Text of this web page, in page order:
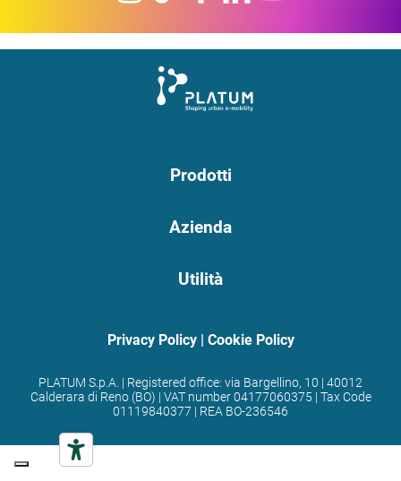
Prodotti
Azienda
Utilità
Privacy Policy| Cookie Policy
PLATUM S.p.A. | Registered office: via Bargellino, 10 | 40012
Calderara di Reno (BO) | VAT number 04177060375 | Tax Code
01119840377 | REA BO-236546